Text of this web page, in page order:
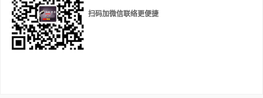
扫码加微信联络更便捷